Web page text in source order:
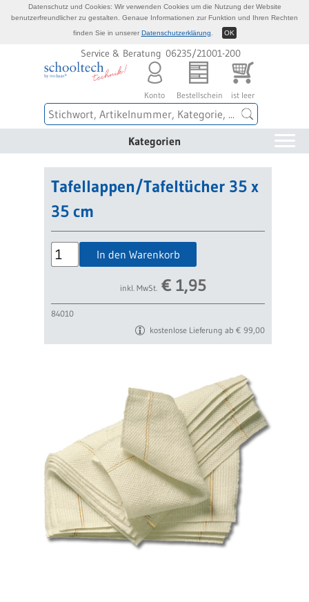
Service & Beratung 06235/21001-200
Konto Bestellschein ist leer
Kategorien
Tafellappen/Tafeltücher 35 x
35 cm
In den Warenkorb
inkl. MwSt. € 1,95
84010
kostenlose Lieferung ab € 99,00
Datenschutz und Cookies: Wir verwenden Cookies um die Nutzung der Website
benutzerfreundlicher zu gestalten. Genaue Informationen zur Funktion und Ihren Rechten
finden Sie in unserer Datenschutzerklärung OK